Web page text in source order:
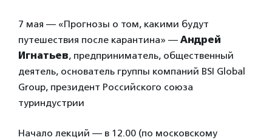
7 мая — «Прогнозы о том, какими будут
путешествия после карантина» — Андрей
Игнатьев, предприниматель, общественный
деятель, основатель группы компаний BSI Global
Group, президент Российского союза
туриндустрии
Начало лекций — в 12.00 (по московскому